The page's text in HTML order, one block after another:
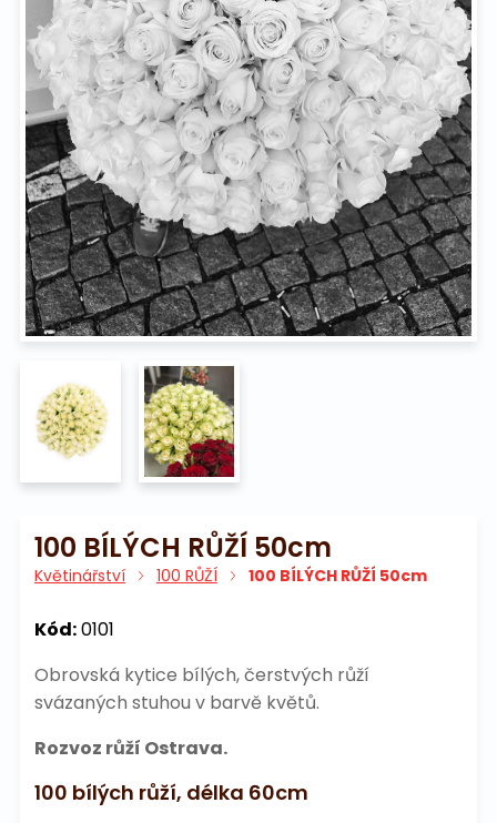
Na pohřeb
100 BÍLÝCH RŮŽÍ 50cm
Květinářství 100 RŮŽÍ 100 BÍLÝCH RŮŽÍ 50cm
Kód:0101
Obrovská kytice bílých, čerstvých růží
svázaných stuhou v barvě květů.
Rozvoz růží Ostrava.
100 bílých růží, délka 60cm